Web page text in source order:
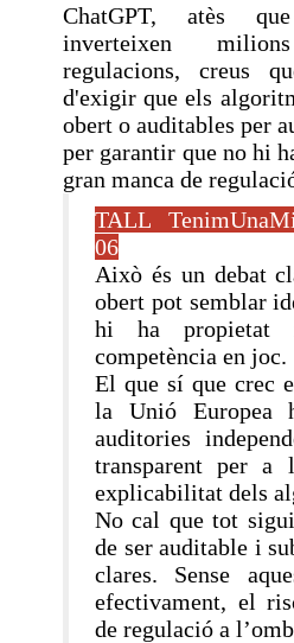
ChatGPT, atès
inverteixen
regulacions, creus
d'exigir que els
obert o auditables per
per garantir que no hi
gran manca de
TALL
06
Això és un debat
obert pot semblar
hi ha propietat
competència en joc.
El que sí que crec
la Unió Europea
auditories
transparent per a
explicabilitat dels
No cal que tot
de ser auditable i
clares. Sense
efectivament, el
de regulació a